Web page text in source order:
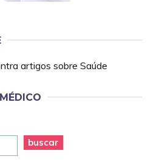
artigos sobre Saúde
buscar